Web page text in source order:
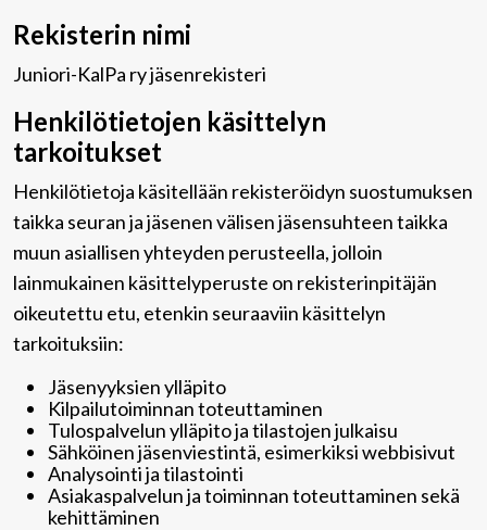
Rekisterin nimi
Juniori-KalPa ry jäsenrekisteri
Henkilötietojen käsittelyn
tarkoitukset
Henkilötietoja käsitellään rekisteröidyn suostumuksen
taikka seuran ja jäsenen välisen jäsensuhteen taikka
muun asiallisen yhteyden perusteella, jolloin
lainmukainen käsittelyperuste on rekisterinpitäjän
oikeutettu etu, etenkin seuraaviin käsittelyn
tarkoituksiin:
Jäsenyyksien ylläpito
Kilpailutoiminnan toteuttaminen
Tulospalvelun ylläpito ja tilastojen julkaisu
Sähköinen jäsenviestintä, esimerkiksi webbisivut
Analysointi ja tilastointi
Asiakaspalvelun ja toiminnan toteuttaminen sekä
kehittäminen